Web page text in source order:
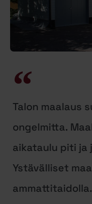
Talon maalaus
ongelmitta.
aikataulu piti ja
Ystävälliset